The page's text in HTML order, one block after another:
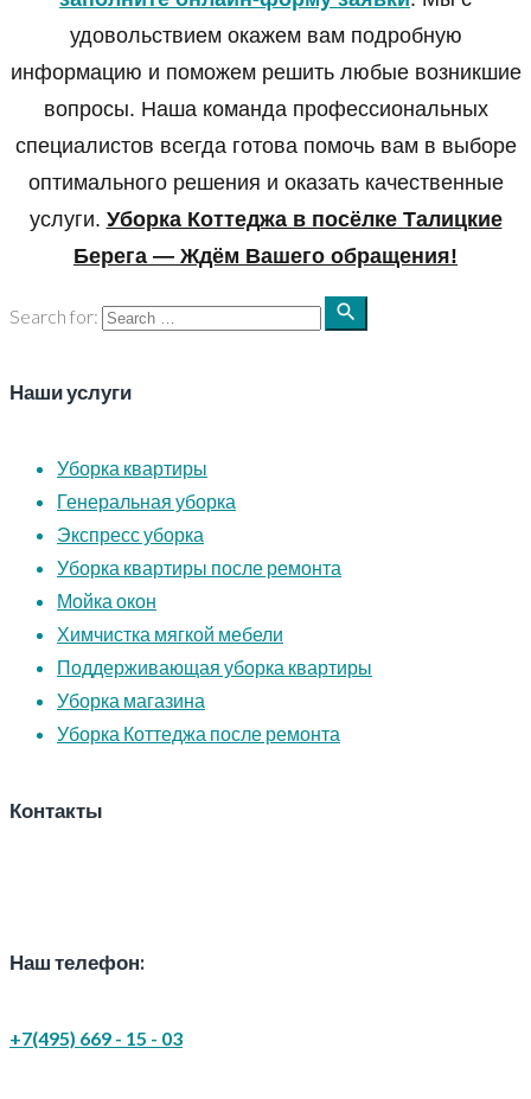
удовольствием окажем вам подробную
информацию и поможем решить любые возникшие
вопросы. Наша команда профессиональных
специалистов всегда готова помочь вам в выборе
оптимального решения и оказать качественные
услуги. Уборка Коттеджа в посёлке Талицкие
Берега — Ждём Вашего обращения!
Search for: search
Наши услуги
Уборка квартиры
Генеральная уборка
Экспресс уборка
Уборка квартиры после ремонта
Мойка окон
Химчистка мягкой мебели
Поддерживающая уборка квартиры
Уборка магазина
Уборка Коттеджа после ремонта
Контакты
Наш телефон:
+7(495) 669 - 15 - 03